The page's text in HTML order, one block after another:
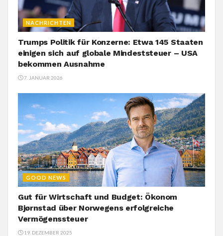
NACHRICHTEN
Trumps Politik für Konzerne: Etwa 145 Staaten
einigen sich auf globale Mindeststeuer – USA
bekommen Ausnahme
7. JANUAR 2026
GOOD NEWS
Gut für Wirtschaft und Budget: Ökonom
Bjørnstad über Norwegens erfolgreiche
Vermögenssteuer
19. DEZEMBER 2025